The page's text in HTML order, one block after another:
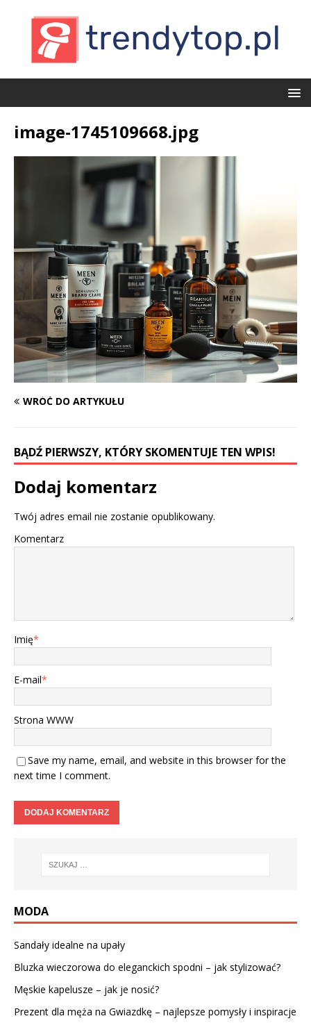
image-1745109668.jpg
WRÓĆ DO ARTYKUŁU
BĄDŹ PIERWSZY, KTÓRY SKOMENTUJE TEN WPIS!
Dodaj komentarz
Twój adres email nie zostanie opublikowany.
Komentarz
Imię*
E-mail*
Strona WWW
Save my name, email, and website in this browser for the
next time I comment.
MODA
Sandały idealne na upały
Bluzka wieczorowa do eleganckich spodni – jak stylizować?
Męskie kapelusze – jak je nosić?
Prezent dla męża na Gwiazdkę – najlepsze pomysły i inspiracje